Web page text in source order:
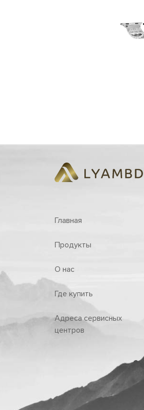
Главная
Продукты
О нас
Где купить
Адреса сервисных
центров